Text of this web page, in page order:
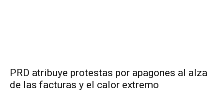
PRD atribuye protestas por apagones al alza
de las facturas y el calor extremo